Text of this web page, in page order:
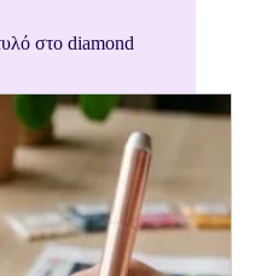
στο diamond